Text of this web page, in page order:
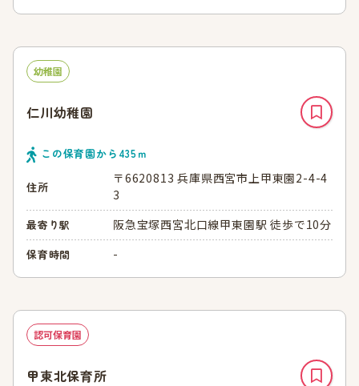
幼稚園
仁川幼稚園
この保育園から 435ｍ
住所
〒6620813 兵庫県西宮市上甲東園2-4-4
3
最寄り駅 阪急宝塚西宮北口線甲東園駅 徒歩で10分
保育時間 -
認可保育園
甲東北保育所